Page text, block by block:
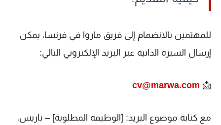
للمهتمين بالانضمام إلى فريق ماروا في فرنسا، يمكن
إرسال السيرة الذاتية عبر البريد الإلكتروني التالي:
📩
cv@marwa.com
مع كتابة موضوع البريد: [الوظيفة المطلوبة] – باريس،